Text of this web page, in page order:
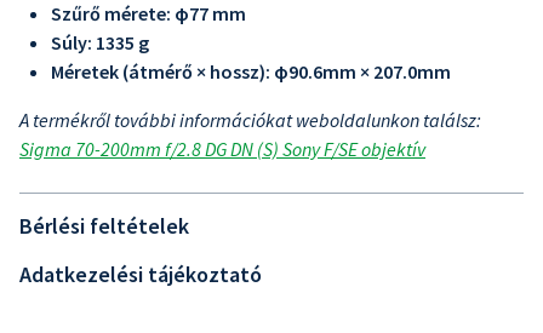
Szűrő mérete: φ77 mm
Súly: 1335 g
Méretek (átmérő × hossz): φ90.6mm × 207.0mm
A termékről további információkat weboldalunkon találsz:
Sigma 70-200mm f/2.8 DG DN (S) Sony F/SE objektív
Bérlési feltételek
Adatkezelési tájékoztató